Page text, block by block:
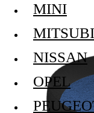
MINI
NISSAN
OPEL